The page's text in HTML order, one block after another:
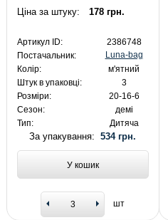
Ціна за штуку: 178 грн.
Артикул ID:
2386748
Постачальник:
Luna-bag
Колір:
м'ятний
Штук в упаковці:
3
Розміри:
20-16-6
Сезон:
демі
Тип:
Дитяча
За упакування:534 грн.
У кошик
шт